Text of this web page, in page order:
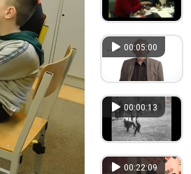
00:05:00
00:00:13
00:22:09